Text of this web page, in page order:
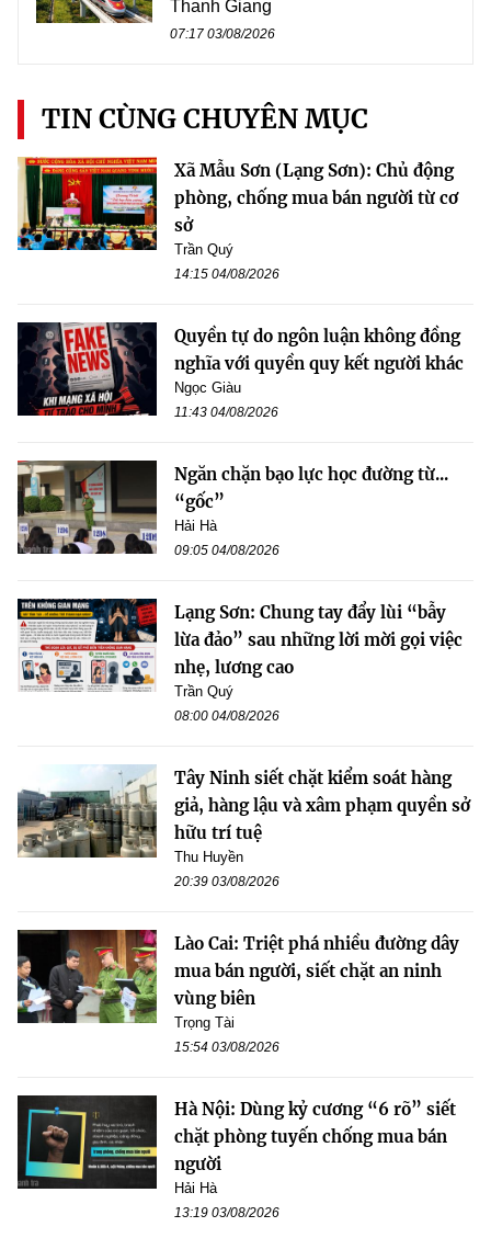
Thanh Giang
07:17 03/08/2026
TIN CÙNG CHUYÊN MỤC
Xã Mẫu Sơn (Lạng Sơn): Chủ động
phòng, chống mua bán người từ cơ
sở
Trần Quý
14:15 04/08/2026
Quyền tự do ngôn luận không đồng
nghĩa với quyền quy kết người khác
Ngọc Giàu
11:43 04/08/2026
Ngăn chặn bạo lực học đường từ...
“gốc”
Hải Hà
09:05 04/08/2026
Lạng Sơn: Chung tay đẩy lùi “bẫy
lừa đảo” sau những lời mời gọi việc
nhẹ, lương cao
Trần Quý
08:00 04/08/2026
Tây Ninh siết chặt kiểm soát hàng
giả, hàng lậu và xâm phạm quyền sở
hữu trí tuệ
Thu Huyền
20:39 03/08/2026
Lào Cai: Triệt phá nhiều đường dây
mua bán người, siết chặt an ninh
vùng biên
Trọng Tài
15:54 03/08/2026
Hà Nội: Dùng kỷ cương “6 rõ” siết
chặt phòng tuyến chống mua bán
người
Hải Hà
13:19 03/08/2026